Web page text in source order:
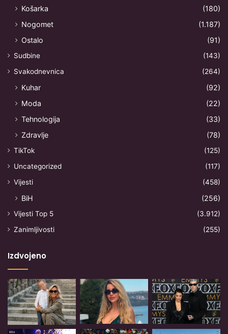
Košarka
(180)
Nogomet
(1.187)
Ostalo
(91)
Sudbine
(143)
Svakodnevnica
(264)
Kuhar
(92)
Moda
(22)
Tehnologija
(33)
Zdravlje
(78)
TikTok
(125)
Uncategorized
(117)
Vijesti
(458)
BiH (256)
Vijesti Top 5
(3.912)
Zanimljivosti
(255)
Izdvojeno